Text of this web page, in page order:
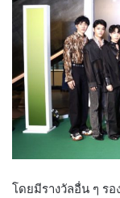
โดยมีรางวัลอื่น ๆ รอ